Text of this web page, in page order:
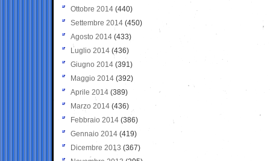
Ottobre 2014 (440)
Settembre 2014 (450)
Agosto 2014 (433)
Luglio 2014 (436)
Giugno 2014 (391)
Maggio 2014 (392)
Aprile 2014 (389)
Marzo 2014 (436)
Febbraio 2014 (386)
Gennaio 2014 (419)
Dicembre 2013 (367)